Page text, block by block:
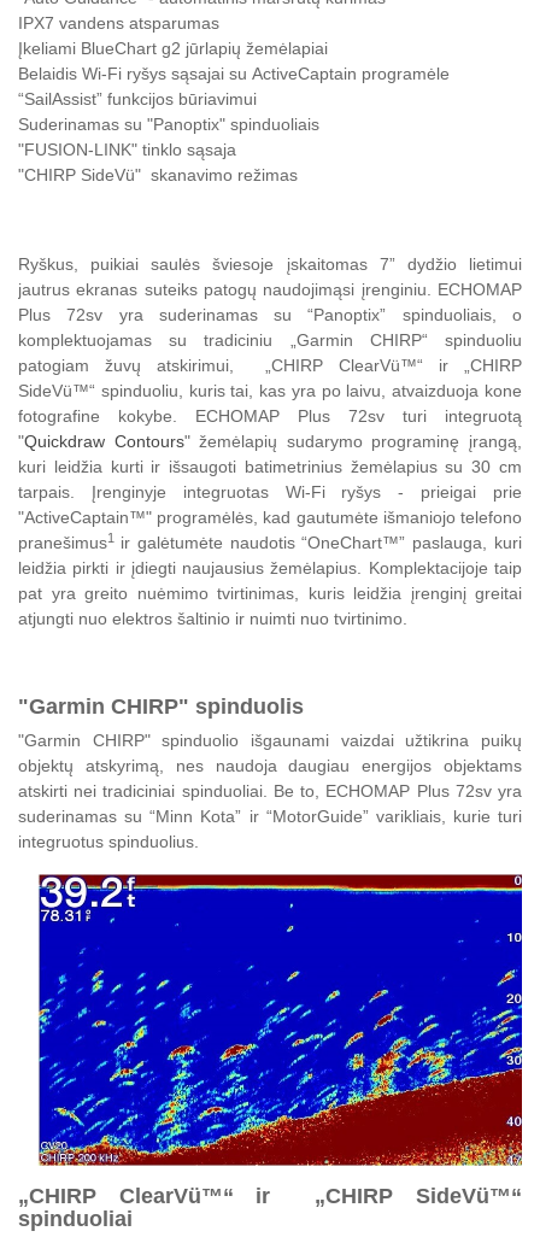
IPX7 vandens atsparumas
Įkeliami BlueChart g2 jūrlapių žemėlapiai
Belaidis Wi-Fi ryšys sąsajai su ActiveCaptain programėle
“SailAssist” funkcijos būriavimui
Suderinamas su "Panoptix" spinduoliais
"FUSION-LINK" tinklo sąsaja
"CHIRP SideVü" skanavimo režimas
Ryškus, puikiai saulės šviesoje įskaitomas 7” dydžio lietimui
jautrus ekranas suteiks patogų naudojimąsi įrenginiu. ECHOMAP
Plus 72sv yra suderinamas su “Panoptix” spinduoliais, o
komplektuojamas su tradiciniu „Garmin CHIRP“ spinduoliu
patogiam žuvų atskirimui, „CHIRP ClearVü™“ ir „CHIRP
SideVü™“ spinduoliu, kuris tai, kas yra po laivu, atvaizduoja kone
fotografine kokybe. ECHOMAP Plus 72sv turi integruotą
"Quickdraw Contours" žemėlapių sudarymo programinę įrangą,
kuri leidžia kurti ir išsaugoti batimetrinius žemėlapius su 30 cm
tarpais. Įrenginyje integruotas Wi-Fi ryšys - prieigai prie
"ActiveCaptain™" programėlės, kad gautumėte išmaniojo telefono
pranešimus1 ir galėtumėte naudotis “OneChart™” paslauga, kuri
leidžia pirkti ir įdiegti naujausius žemėlapius. Komplektacijoje taip
pat yra greito nuėmimo tvirtinimas, kuris leidžia įrenginį greitai
atjungti nuo elektros šaltinio ir nuimti nuo tvirtinimo.
"Garmin CHIRP" spinduolis
"Garmin CHIRP" spinduolio išgaunami vaizdai užtikrina puikų
objektų atskyrimą, nes naudoja daugiau energijos objektams
atskirti nei tradiciniai spinduoliai. Be to, ECHOMAP Plus 72sv yra
suderinamas su “Minn Kota” ir “MotorGuide” varikliais, kurie turi
integruotus spinduolius.
„CHIRP ClearVü™“ ir „CHIRP SideVü™“
spinduoliai